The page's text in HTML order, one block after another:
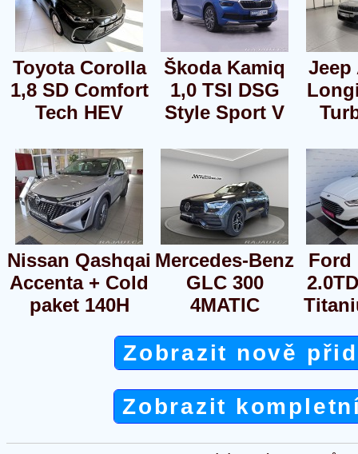
Toyota Corolla
1,8 SD Comfort
Tech HEV
Škoda Kamiq
1,0 TSI DSG
Style Sport V
Jeep
Nissan Qashqai
Accenta + Cold
paket 140H
Mercedes-Benz
GLC 300
4MATIC
Ford
Zobrazit nově
Zobrazit